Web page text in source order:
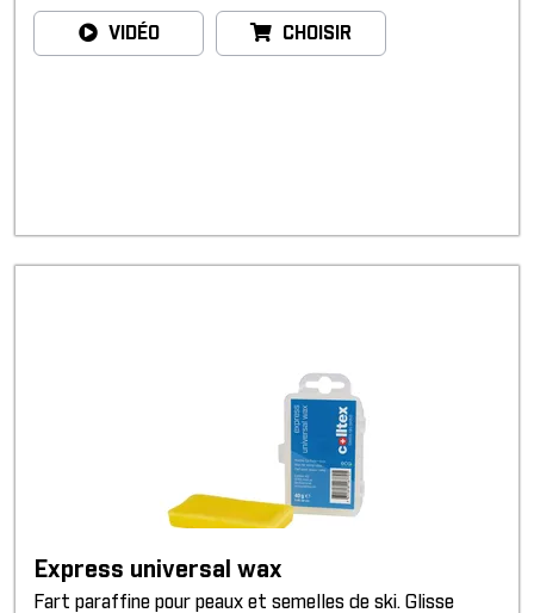
VIDÉO CHOISIR
Express universal wax
Fart paraffine pour peaux et semelles de ski. Glisse